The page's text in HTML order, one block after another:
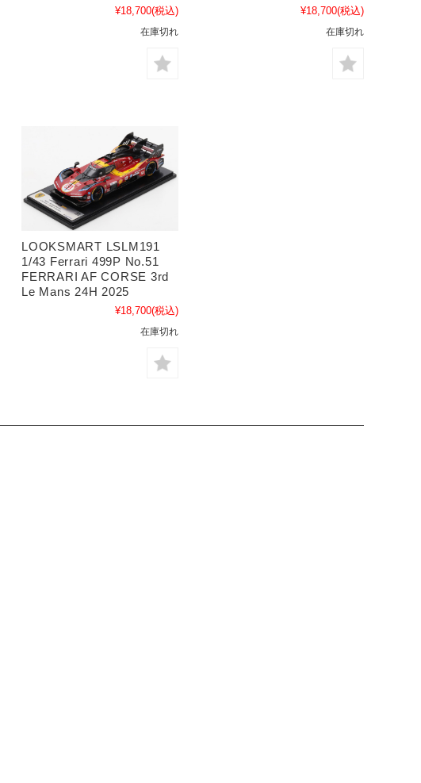
¥18,700(税込)
在庫切れ
¥18,700(税込)
在庫切れ
LOOKSMART LSLM191
1/43 Ferrari 499P No.51
FERRARI AF CORSE 3rd
Le Mans 24H 2025
¥18,700(税込)
在庫切れ